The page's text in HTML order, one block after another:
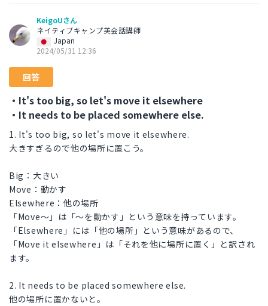
KeigoUさん
ネイティブキャンプ英会話講師
Japan
2024/05/31 12:36
回答
・It's too big, so let's move it elsewhere
・It needs to be placed somewhere else.
1. It's too big, so let's move it elsewhere.
大きすぎるので他の場所に置こう。
Big：大きい
Move：動かす
Elsewhere：他の場所
「Move〜」は「〜を動かす」という意味を持っています。
「Elsewhere」には「他の場所」という意味があるので、
「Move it elsewhere」は「それを他に場所に置く」と訳され
ます。
2. It needs to be placed somewhere else.
他の場所に置かないと。